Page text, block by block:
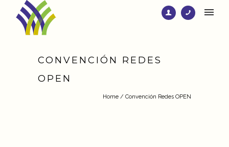
CONVENCIÓN REDES
OPEN
Home / Convención Redes OPEN